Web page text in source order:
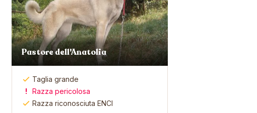
Pastore dell'Anatolia
Taglia grande
Razza pericolosa
Razza riconosciuta ENCI